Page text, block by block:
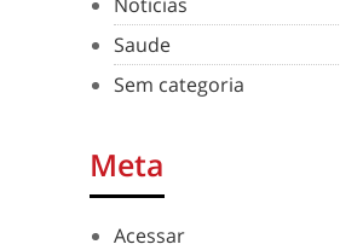
Saude
Sem categoria
Meta
Acessar